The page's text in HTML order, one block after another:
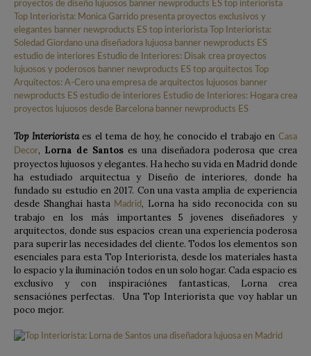
Top Interioristaes el tema de hoy, he conocido el trabajo enCasa
Decor, Lorna de Santos es una diseñadora poderosa que crea
proyectos lujuosos y elegantes. Ha hecho su vida en Madrid donde
ha estudiado arquitectua y Diseño de interiores, donde ha
fundado su estudio en 2017. Con una vasta amplia de experiencia
desde Shanghai hasta Madrid , Lorna ha sido reconocida con su
trabajo en los más importantes 5 jovenes diseñadores y
arquitectos, donde sus espacios crean una experiencia poderosa
para superir las necesidades del cliente. Todos los elementos son
esenciales para esta Top Interiorista, desde los materiales hasta
lo espacio y la iluminación todos en un solo hogar. Cada espacio es
exclusivo y con inspiraciónes fantasticas, Lorna crea
sensaciónes perfectas. Una Top Interiorista que voy hablar un
poco mejor.